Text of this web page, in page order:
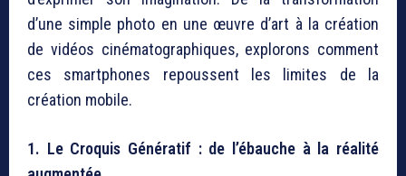
d’une simple photo en une œuvre d’art à la création
de vidéos cinématographiques, explorons comment
ces smartphones repoussent les limites de la
création mobile.
1. Le Croquis Génératif : de l’ébauche à la réalité